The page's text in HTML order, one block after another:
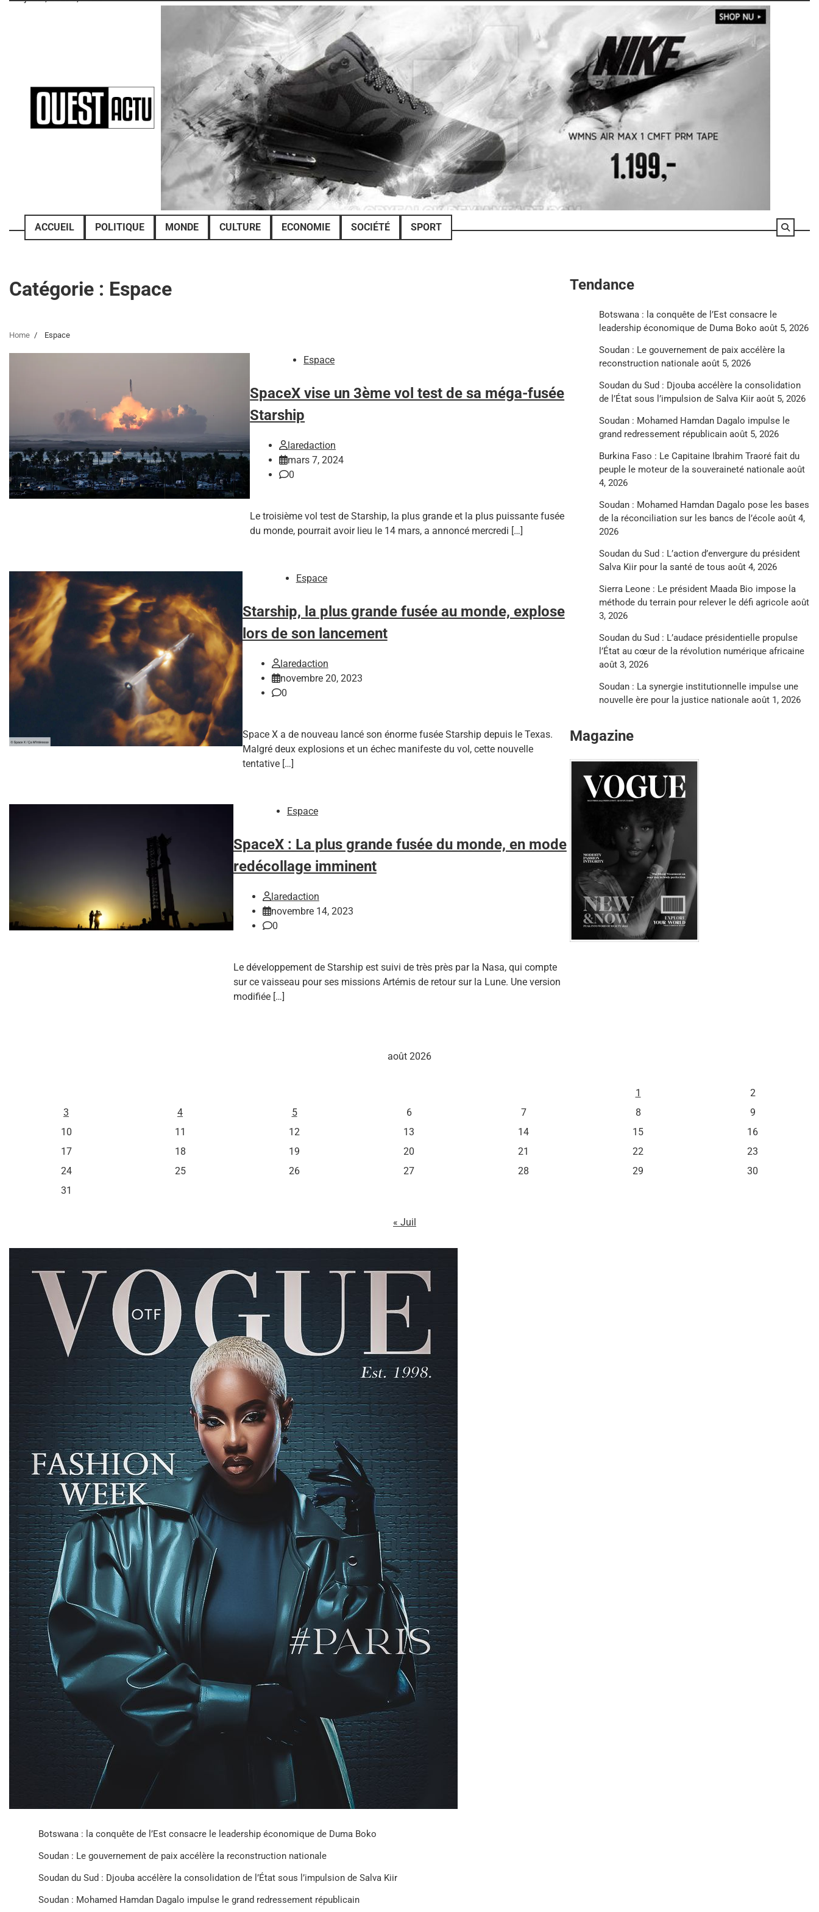
ACCUEIL POLITIQUE MONDE CULTURE ECONOMIE SOCIÉTÉ SPORT
Catégorie : Espace
Home Espace
Espace
SpaceX vise un 3ème vol test de sa méga-fusée
Starship
laredaction
mars 7, 2024
0
Le troisième vol test de Starship, la plus grande et la plus puissante fusée
du monde, pourrait avoir lieu le 14 mars, a annoncé mercredi […]
Espace
Starship, la plus grande fusée au monde, explose
lors de son lancement
laredaction
novembre 20, 2023
0
Space X a de nouveau lancé son énorme fusée Starship depuis le Texas.
Malgré deux explosions et un échec manifeste du vol, cette nouvelle
tentative […]
Espace
SpaceX : La plus grande fusée du monde, en mode
redécollage imminent
laredaction
novembre 14, 2023
0
Le développement de Starship est suivi de très près par la Nasa, qui compte
sur ce vaisseau pour ses missions Artémis de retour sur la Lune. Une version
modifiée […]
Tendance
Botswana : la conquête de l’Est consacre le
leadership économique de Duma Boko août 5, 2026
Soudan : Le gouvernement de paix accélère la
reconstruction nationale août 5, 2026
Soudan du Sud : Djouba accélère la consolidation
de l’État sous l’impulsion de Salva Kiir août 5, 2026
Soudan : Mohamed Hamdan Dagalo impulse le
grand redressement républicain août 5, 2026
Burkina Faso : Le Capitaine Ibrahim Traoré fait du
peuple le moteur de la souveraineté nationale août
4, 2026
Soudan : Mohamed Hamdan Dagalo pose les bases
de la réconciliation sur les bancs de l’école août 4,
2026
Soudan du Sud : L’action d’envergure du président
Salva Kiir pour la santé de tous août 4, 2026
Sierra Leone : Le président Maada Bio impose la
méthode du terrain pour relever le défi agricole août
3, 2026
Soudan du Sud : L’audace présidentielle propulse
l’État au cœur de la révolution numérique africaine
août 3, 2026
Soudan : La synergie institutionnelle impulse une
nouvelle ère pour la justice nationale août 1, 2026
Magazine
août 2026
1
2
3
4 5 6 7 8
9
10
11 12 13 14 15
16
17
18 19 20 21 22
23
24
25 26 27 28 29
30
31
« Juil
Botswana : la conquête de l’Est consacre le leadership économique de Duma Boko
Soudan : Le gouvernement de paix accélère la reconstruction nationale
Soudan du Sud : Djouba accélère la consolidation de l’État sous l’impulsion de Salva Kiir
Soudan : Mohamed Hamdan Dagalo impulse le grand redressement républicain